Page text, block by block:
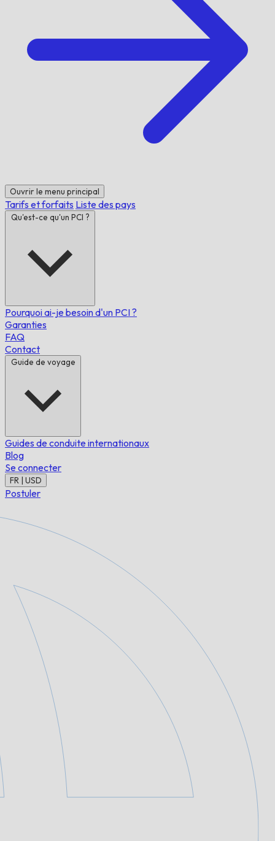
Ouvrir le menu principal
Tarifs et forfaits Liste des pays
Qu'est-ce qu'un PCI ?
Pourquoi ai-je besoin d'un PCI ?
Garanties
FAQ
Contact
Guide de voyage
Guides de conduite internationaux
Blog
Se connecter
FR | USD
Postuler